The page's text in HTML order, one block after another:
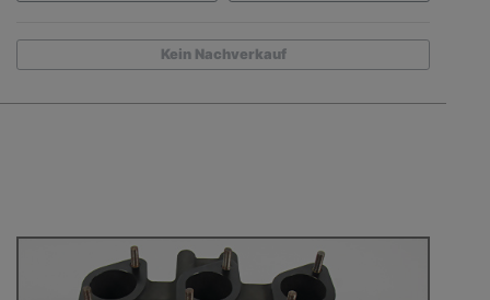
Kein Nachverkauf